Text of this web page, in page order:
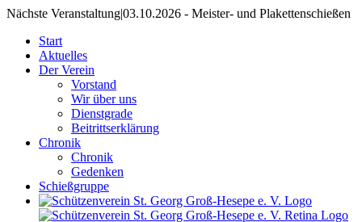
Nächste Veranstaltung|03.10.2026 - Meister- und Plakettenschießen
Start
Aktuelles
Der Verein
Vorstand
Wir über uns
Dienstgrade
Beitrittserklärung
Chronik
Chronik
Gedenken
Schießgruppe